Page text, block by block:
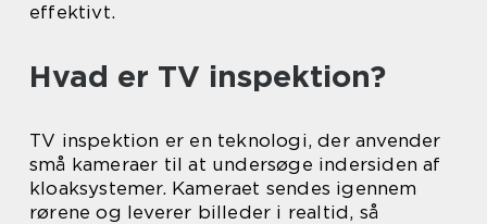
effektivt.
Hvad er TV inspektion?
TV inspektion er en teknologi, der anvender
små kameraer til at undersøge indersiden af
kloaksystemer. Kameraet sendes igennem
rørene og leverer billeder i realtid, så